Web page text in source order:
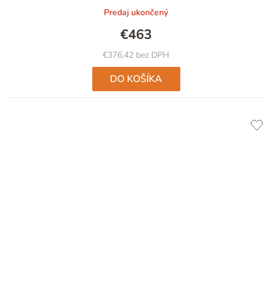
Predaj ukončený
€376,42 bez DPH
€463
DO KOŠÍKA